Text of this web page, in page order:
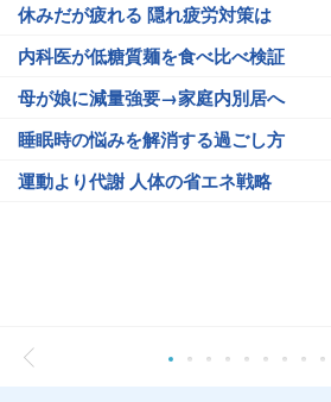
休みだが疲れる 隠れ疲労対策は
内科医が低糖質麺を食べ比べ検証
母が娘に減量強要→家庭内別居へ
睡眠時の悩みを解消する過ごし方
運動より代謝 人体の省エネ戦略